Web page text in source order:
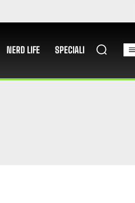
NERD LIFE SPECIALI